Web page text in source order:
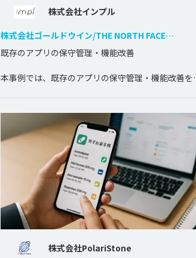
株式会社インプル
株式会社ゴールドウイン/THE NORTH FACE
EXPLORER アプリ
既存のアプリの保守管理・機能改善
本事例では、既存のアプリの保守管理・機能改善を
作業を提案...
株式会社PolariStone